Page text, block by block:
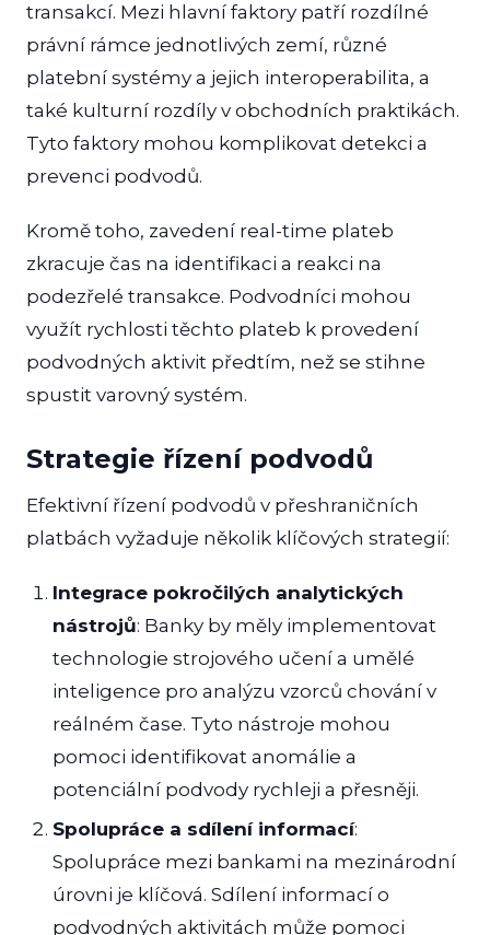
transakcí. Mezi hlavní faktory patří rozdílné
právní rámce jednotlivých zemí, různé
platební systémy a jejich interoperabilita, a
také kulturní rozdíly v obchodních praktikách.
Tyto faktory mohou komplikovat detekci a
prevenci podvodů.
Kromě toho, zavedení real-time plateb
zkracuje čas na identifikaci a reakci na
podezřelé transakce. Podvodníci mohou
využít rychlosti těchto plateb k provedení
podvodných aktivit předtím, než se stihne
spustit varovný systém.
Strategie řízení podvodů
Efektivní řízení podvodů v přeshraničních
platbách vyžaduje několik klíčových strategií:
Integrace pokročilých analytických
nástrojů: Banky by měly implementovat
technologie strojového učení a umělé
inteligence pro analýzu vzorců chování v
reálném čase. Tyto nástroje mohou
pomoci identifikovat anomálie a
potenciální podvody rychleji a přesněji.
Spolupráce a sdílení informací:
Spolupráce mezi bankami na mezinárodní
úrovni je klíčová. Sdílení informací o
podvodných aktivitách může pomoci